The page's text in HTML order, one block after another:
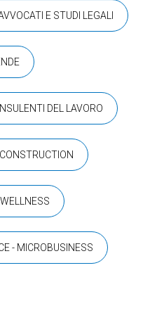
E STUDI LEGALI
DEL LAVORO
- MICROBUSINESS